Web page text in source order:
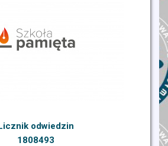
odwiedzin
1808493